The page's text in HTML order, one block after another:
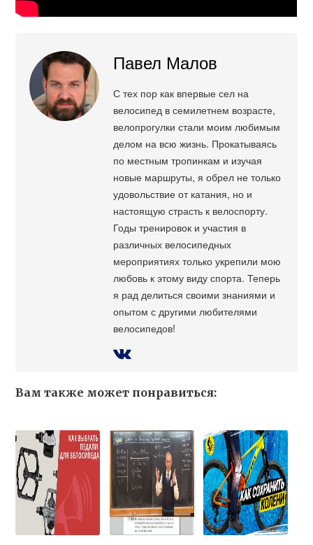
Павел Малов
С тех пор как впервые сел на
велосипед в семилетнем возрасте,
велопрогулки стали моим любимым
делом на всю жизнь. Прокатываясь
по местным тропинкам и изучая
новые маршруты, я обрел не только
удовольствие от катания, но и
настоящую страсть к велоспорту.
Годы тренировок и участия в
различных велосипедных
мероприятиях только укрепили мою
любовь к этому виду спорта. Теперь
я рад делиться своими знаниями и
опытом с другими любителями
велосипедов!
Вам также может понравиться: